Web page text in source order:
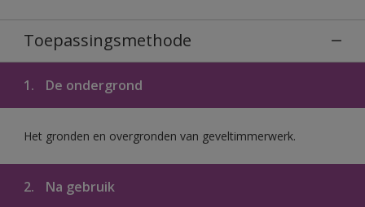
Toepassingsmethode
1. De ondergrond
Het gronden en overgronden van geveltimmerwerk.
2. Na gebruik